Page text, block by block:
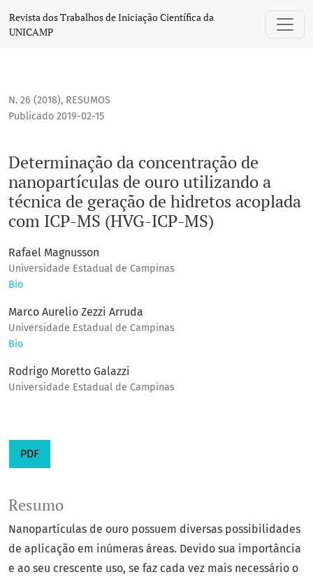
Determinação da concentração de nanopartículas de ouro
Revista dos Trabalhos de Iniciação Científica da
UNICAMP
N. 26 (2018), RESUMOS
Determinação da concentração de
nanopartículas de ouro utilizando a
técnica de geração de hidretos acoplada
com ICP-MS (HVG-ICP-MS)
Publicado 2019-02-15
Rafael Magnusson
Universidade Estadual de Campinas
Bio
Marco Aurelio Zezzi Arruda
Universidade Estadual de Campinas
Bio
Rodrigo Moretto Galazzi
Universidade Estadual de Campinas
PDF
Resumo
Nanopartículas de ouro possuem diversas possibilidades
de aplicação em inúmeras áreas. Devido sua importância
e ao seu crescente uso, se faz cada vez mais necessário o